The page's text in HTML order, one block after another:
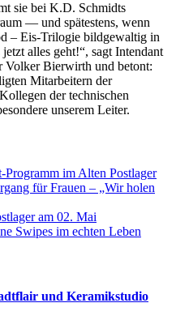
sie bei K.D. Schmidts
— und spätestens, wenn
– Eis-Trilogie bildgewaltig in
alles geht!“, sagt Intendant
Volker Bierwirth und betont:
Mitarbeitern der
der technischen
unserem Leiter.
im Alten Postlager
für Frauen – „Wir holen
am 02. Mai
Swipes im echten Leben
und Keramikstudio